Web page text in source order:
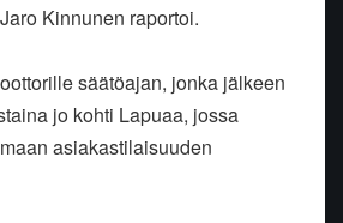
Kinnunen raportoi.
säätöajan, jonka jälkeen
jo kohti Lapuaa, jossa
asiakastilaisuuden